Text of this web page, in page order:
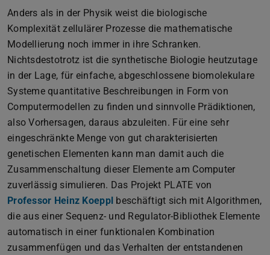
Anders als in der Physik weist die biologische
Komplexität zellulärer Prozesse die mathematische
Modellierung noch immer in ihre Schranken.
Nichtsdestotrotz ist die synthetische Biologie heutzutage
in der Lage, für einfache, abgeschlossene biomolekulare
Systeme quantitative Beschreibungen in Form von
Computermodellen zu finden und sinnvolle Prädiktionen,
also Vorhersagen, daraus abzuleiten. Für eine sehr
eingeschränkte Menge von gut charakterisierten
genetischen Elementen kann man damit auch die
Zusammenschaltung dieser Elemente am Computer
zuverlässig simulieren. Das Projekt PLATE von
Professor Heinz Koeppl beschäftigt sich mit Algorithmen,
die aus einer Sequenz- und Regulator-Bibliothek Elemente
automatisch in einer funktionalen Kombination
zusammenfügen und das Verhalten der entstandenen